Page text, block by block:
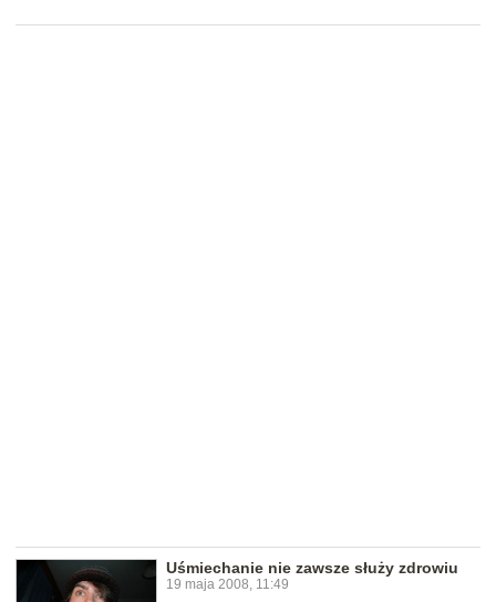
Uśmiechanie nie zawsze służy zdrowiu
19 maja 2008, 11:49